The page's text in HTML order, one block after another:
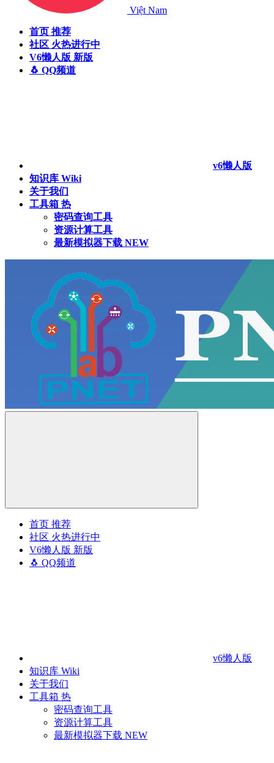
Việt Nam
首页 推荐
社区 火热进行中
V6懒人版 新版
🐧 QQ频道
v6懒人版
知识库 Wiki
关于我们
工具箱 热
密码查询工具
资源计算工具
最新模拟器下载 NEW
首页 推荐
社区 火热进行中
V6懒人版 新版
🐧 QQ频道
v6懒人版
知识库 Wiki
关于我们
工具箱 热
密码查询工具
资源计算工具
最新模拟器下载 NEW